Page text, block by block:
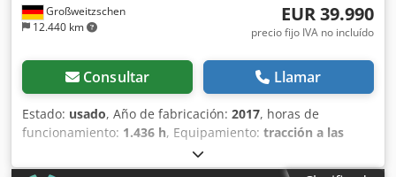
Großweitzschen
12.440 km
EUR 39.990
precio fijo IVA no incluído
Consultar Llamar
Estado: usado, Año de fabricación: 2017, horas de
funcionamiento: 1.436 h, Equipamiento: tracción a las
, Ofrecemos una máquina E85 poco común,
no procedente de una empresa de construcción pequeña,